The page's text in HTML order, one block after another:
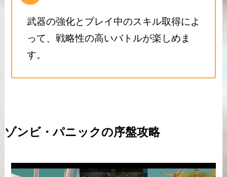
武器の強化とプレイ中のスキル取得によ
って、戦略性の高いバトルが楽しめま
す。
ゾンビ・パニックの序盤攻略